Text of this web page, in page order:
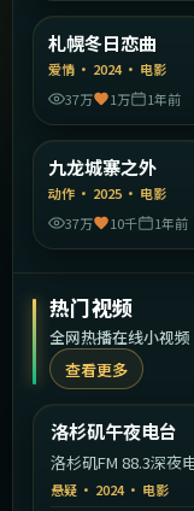
精选
札幌冬日恋曲
爱情 · 2024· 电影
37万
1万 1年前
精选
九龙城寨之外
动作 · 2025 · 电影
37万
10千 1年前
热门视频
全网热播在线小视
查看更多
热门
洛杉矶午夜电台
洛杉矶FM 88.3深夜
反向追查。
悬疑 · 2024· 电影